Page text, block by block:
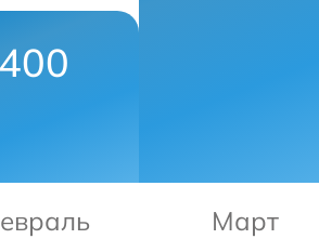
400
Март